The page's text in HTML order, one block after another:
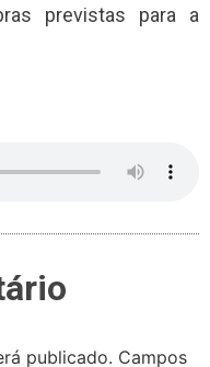
previstas para a
publicado. Campos